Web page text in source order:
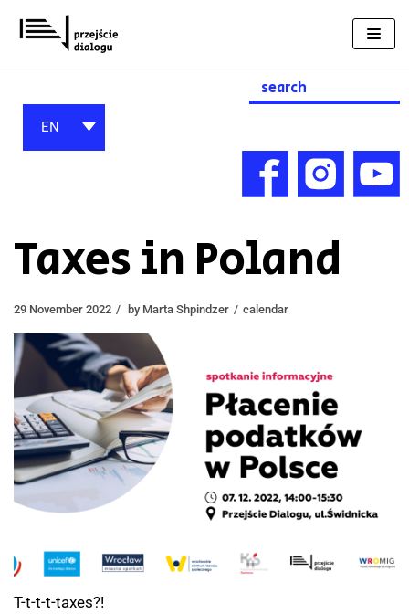
Skip
to
Search
for:
EN
Taxes in Poland
29 November 2022 by Marta Shpindzer calendar
T-t-t-t-taxes?!